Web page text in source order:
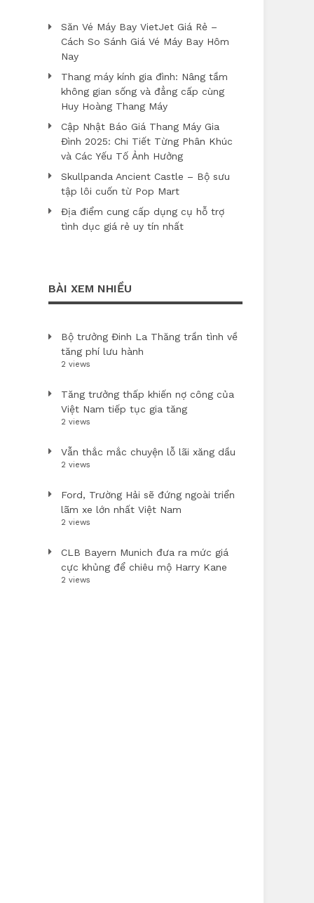
Săn Vé Máy Bay VietJet Giá Rẻ –
Cách So Sánh Giá Vé Máy Bay Hôm
Nay
Thang máy kính gia đình: Nâng tầm
không gian sống và đẳng cấp cùng
Huy Hoàng Thang Máy
Cập Nhật Báo Giá Thang Máy Gia
Đình 2025: Chi Tiết Từng Phân Khúc
và Các Yếu Tố Ảnh Hưởng
Skullpanda Ancient Castle – Bộ sưu
tập lôi cuốn từ Pop Mart
Địa điểm cung cấp dụng cụ hỗ trợ
tình dục giá rẻ uy tín nhất
BÀI XEM NHIỀU
Bộ trưởng Đinh La Thăng trần tình về
tăng phí lưu hành
2 views
Tăng trưởng thấp khiến nợ công của
Việt Nam tiếp tục gia tăng
2 views
Vẫn thắc mắc chuyện lỗ lãi xăng dầu
2 views
Ford, Trường Hải sẽ đứng ngoài triển
lãm xe lớn nhất Việt Nam
2 views
CLB Bayern Munich đưa ra mức giá
cực khủng để chiêu mộ Harry Kane
2 views